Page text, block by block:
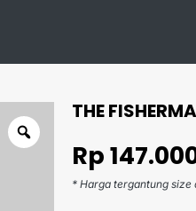
THE
Rp
* Harga tergantung size